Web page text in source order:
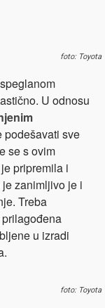
foto: Toyota
U odnosu
podešavati sve
se s ovim
pripremila i
zanimljivo je i
Treba
u izradi
foto: Toyota